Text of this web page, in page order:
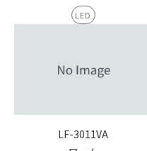
LED
LF-3011VA